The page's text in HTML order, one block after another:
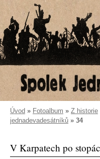
Úvod » Fotoalbum » Z historie
jednadevadesátníků » 34
V Karpatech po